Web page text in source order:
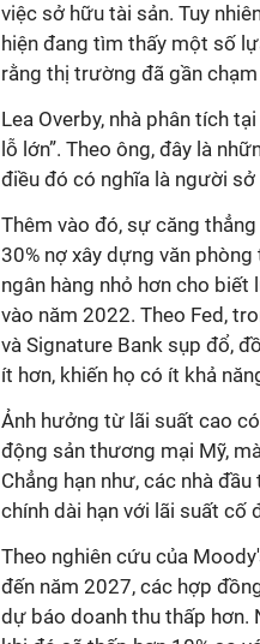
việc sở hữu tài sản. Tuy
hiện đang tìm thấy một số
rằng thị trường đã gần chạm
Lea Overby, nhà phân tích
lỗ lớn”. Theo ông, đây là
điều đó có nghĩa là người
Thêm vào đó, sự căng
30% nợ xây dựng văn
ngân hàng nhỏ hơn cho
vào năm 2022. Theo Fed,
và Signature Bank sụp đổ,
ít hơn, khiến họ có ít khả
Ảnh hưởng từ lãi suất cao
động sản thương mại Mỹ,
Chẳng hạn như, các nhà
chính dài hạn với lãi suất cố
Theo nghiên cứu của
đến năm 2027, các hợp
dự báo doanh thu thấp hơn.